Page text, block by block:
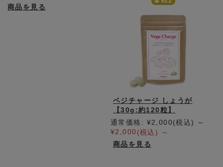
商品を見る
ベジチャージ しょうが
【30g:約120粒】
通常価格: ¥2,000(税込)
～
¥2,000 (税込)
～
商品を見る